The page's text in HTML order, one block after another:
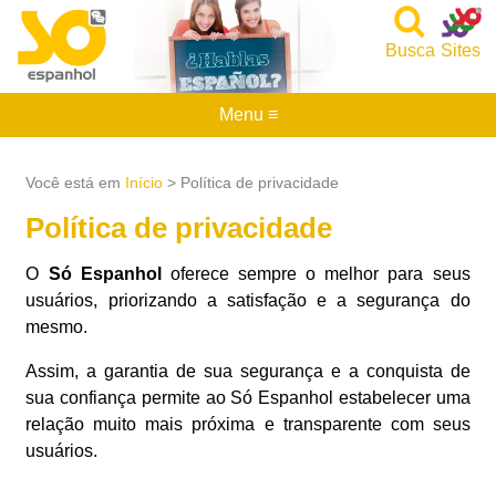
Sites
Busca
Você está em Início > Política de privacidade
Política de privacidade
O Só Espanhol
oferece sempre o melhor para seus
usuários, priorizando a satisfação e a segurança do
mesmo.
Assim, a garantia de sua segurança e a conquista de
sua confiança permite ao Só Espanhol estabelecer uma
relação muito mais próxima e transparente com seus
usuários.